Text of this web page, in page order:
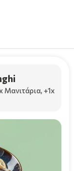
Μανιτάρια, +1x